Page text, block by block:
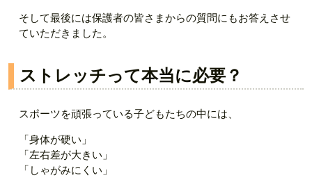
そして最後には保護者の皆さまからの質問にもお答えさせ
ていただきました。
ストレッチって本当に必要？
スポーツを頑張っている子どもたちの中には、
「身体が硬い」
「左右差が大きい」
「しゃがみにくい」